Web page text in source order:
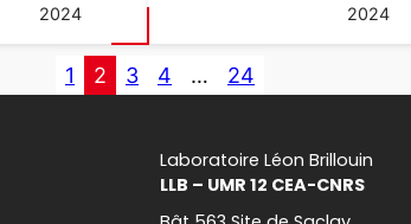
2024
2024
1 2 3 4 … 24
Laboratoire Léon Brillouin
LLB – UMR 12 CEA-CNRS